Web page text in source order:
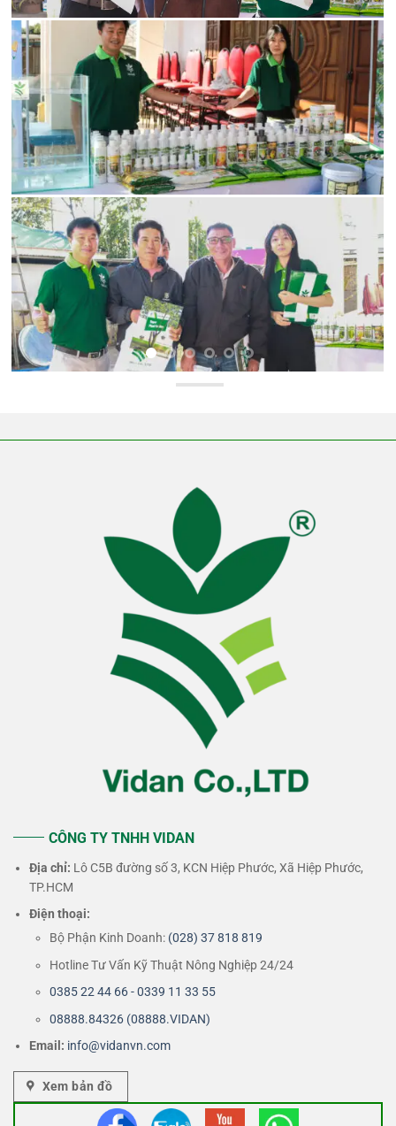
CÔNG TY TNHH VIDAN
Địa chỉ: Lô C5B đường số 3, KCN Hiệp Phước, Xã Hiệp Phước,
TP.HCM
Điện thoại:
Bộ Phận Kinh Doanh: (028) 37 818 819
Hotline Tư Vấn Kỹ Thuật Nông Nghiệp 24/24
0385 22 44 66 - 0339 11 33 55
08888.84326 (08888.VIDAN)
Email: info@vidanvn.com
Xem bản đồ